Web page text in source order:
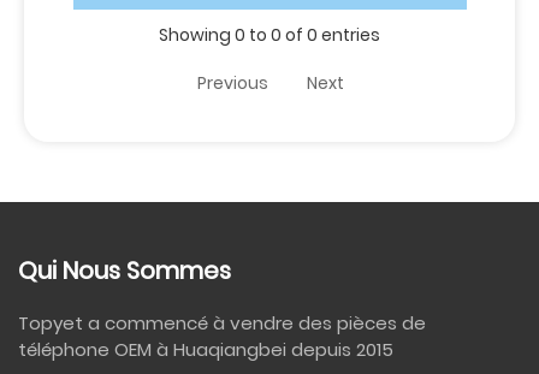
Showing 0 to 0 of 0 entries
Previous
Next
Qui Nous Sommes
Topyet a commencé à vendre des pièces de
téléphone OEM à Huaqiangbei depuis 2015